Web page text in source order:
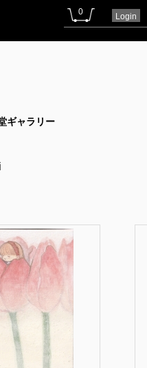
0 Login
ギャラリー